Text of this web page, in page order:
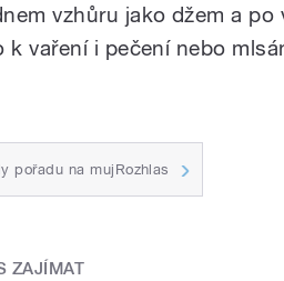
vzhůru jako džem a po
k vaření i pečení nebo
pořadu na mujRozhlas
ZAJÍMAT